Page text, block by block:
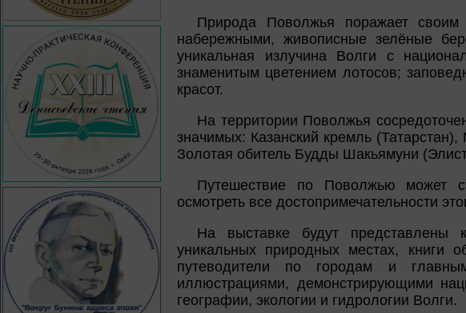
Природа Поволжья поражает своим
набережными, живописные зелёные
уникальная излучина Волги с
знаменитым цветением лотосов;
красот.
На территории Поволжья
значимых: Казанский кремль
Золотая обитель Будды Шакьямуни
Путешествие по Поволжью может
осмотреть все достопримечательности
На выставке будут представлены
уникальных природных местах, книги
путеводители по городам и
иллюстрациями, демонстрирующими
географии, экологии и гидрологии Волги.